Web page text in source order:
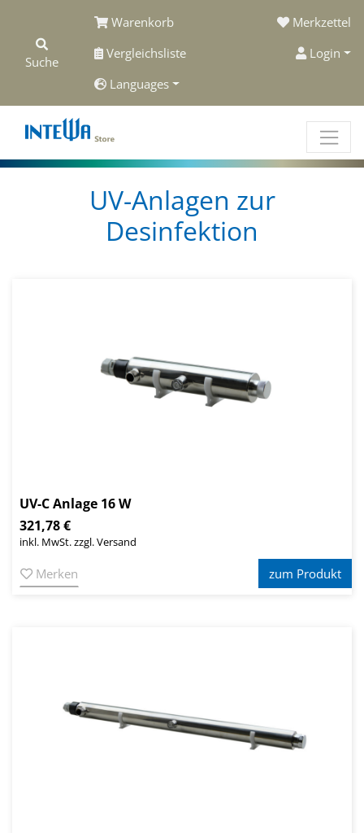
Suche
Warenkorb
Merkzettel
Vergleichsliste
Login
Languages
UV-Anlagen zur
Desinfektion
UV-C Anlage 16 W
321,78 €
inkl. MwSt. zzgl. Versand
Merken zum Produkt